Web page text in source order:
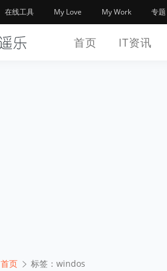
在线工具 My Love My Work 专题
首页 IT资讯
首页 标签：windos